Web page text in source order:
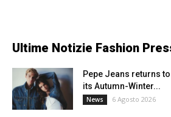
Ultime Notizie Fashion
Pepe Jeans returns
its Autumn-Winter...
News 6 Agosto 2026